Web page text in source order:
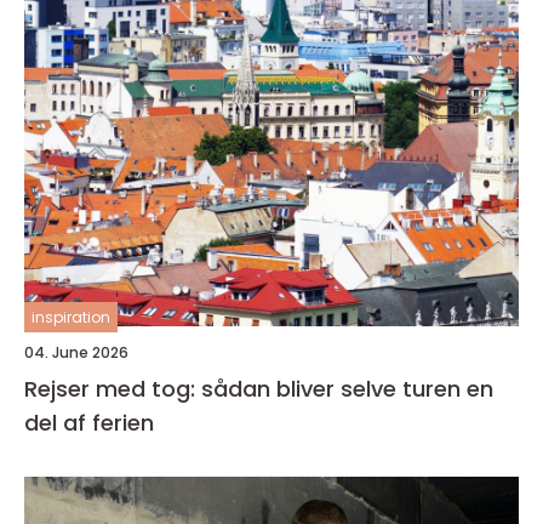
inspiration
04. June 2026
Rejser med tog: sådan bliver selve turen en
del af ferien